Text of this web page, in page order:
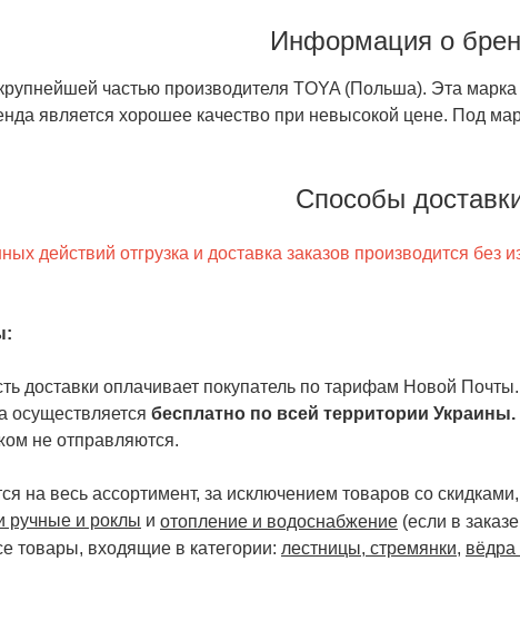
Информация о
частью производителя TOYA (Польша). Эта
является хорошее качество при невысокой цене. Под
Способы
действий отгрузка и доставка заказов производится
:
доставки оплачивает покупатель по тарифам Новой Почты.
осуществляется бесплатно по всей территории Украины.
не отправляются.
на весь ассортимент, за исключением товаров со
ручные и роклы и отопление и водоснабжение (если в
товары, входящие в категории: лестницы, стремянки,